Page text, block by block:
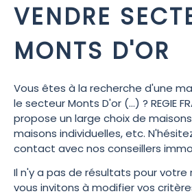
VENDRE
MONTS D'OR
Vous êtes à la recherche d'une
le secteur Monts D'or (...) ? REGIE
propose un large choix de
maisons individuelles, etc.
contact avec nos conseillers
Il n'y a pas de résultats pour votre
vous invitons à modifier vos